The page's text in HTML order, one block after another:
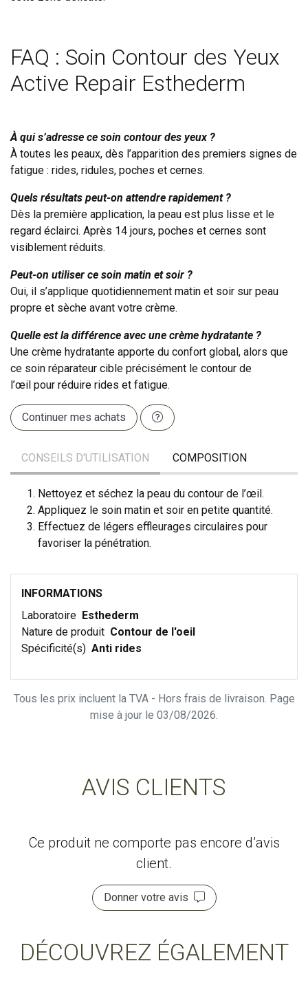
FAQ : Soin Contour des Yeux
Active Repair Esthederm
À qui s’adresse ce soin contour des yeux ?
À toutes les peaux, dès l’apparition des premiers signes de
fatigue : rides, ridules, poches et cernes.
Quels résultats peut-on attendre rapidement ?
Dès la première application, la peau est plus lisse et le
regard éclairci. Après 14 jours, poches et cernes sont
visiblement réduits.
Peut-on utiliser ce soin matin et soir ?
Oui, il s’applique quotidiennement matin et soir sur peau
propre et sèche avant votre crème.
Quelle est la différence avec une crème hydratante ?
Une crème hydratante apporte du confort global, alors que
ce soin réparateur cible précisément le contour de
l’œil pour réduire rides et fatigue.
Continuer mes achats
CONSEILS D'UTILISATION COMPOSITION
Nettoyez et séchez la peau du contour de l’œil.
Appliquez le soin matin et soir en petite quantité.
Effectuez de légers effleurages circulaires pour
favoriser la pénétration.
INFORMATIONS
Laboratoire Esthederm
Nature de produit Contour de l'oeil
Spécificité(s) Anti rides
Tous les prix incluent la TVA - Hors frais de livraison. Page
mise à jour le 03/08/2026.
AVIS CLIENTS
Ce produit ne comporte pas encore d’avis
client.
Donner votre avis
DÉCOUVREZ ÉGALEMENT